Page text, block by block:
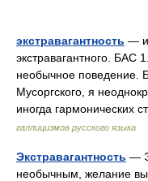
экстравагантность —
экстравагантного. БАС
необычное поведение.
Мусоргского, я
иногда гармонических
галлицизмов русского языка
Экстравагантность —
необычным, желание